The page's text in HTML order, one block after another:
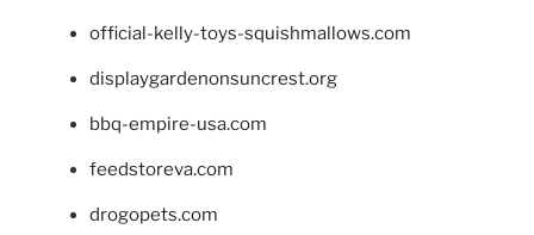
official-kelly-toys-squishmallows.com
displaygardenonsuncrest.org
bbq-empire-usa.com
feedstoreva.com
drogopets.com